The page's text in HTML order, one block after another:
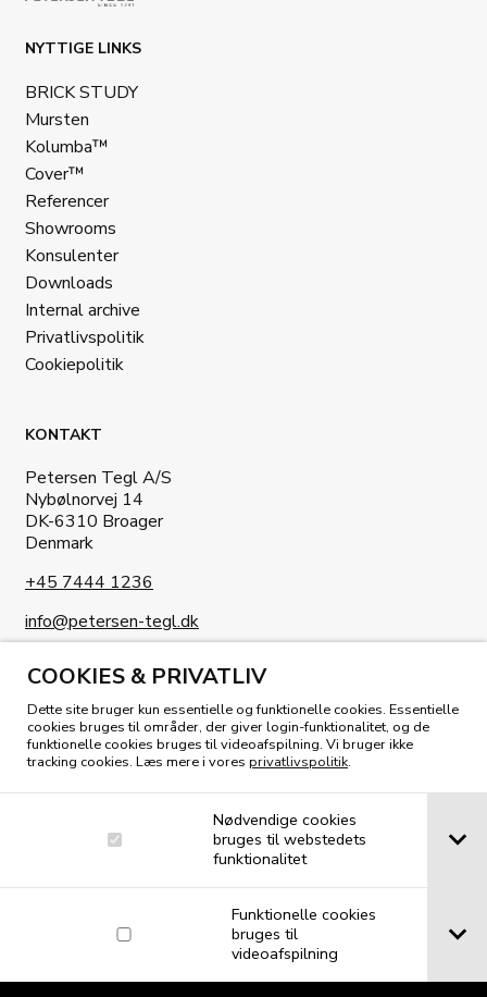
COOKIES & PRIVATLIV
Dette site bruger kun essentielle og funktionelle cookies. Essentielle
cookies bruges til områder, der giver login-funktionalitet, og de
funktionelle cookies bruges til videoafspilning. Vi bruger ikke
tracking cookies. Læs mere i vores privatlivspolitik.
Nødvendige cookies
bruges til webstedets
funktionalitet
Funktionelle cookies
bruges til
videoafspilning
NYTTIGE LINKS
BRICK STUDY
Mursten
Kolumba™
Cover™
Referencer
Showrooms
Konsulenter
Downloads
Internal archive
Privatlivspolitik
Cookiepolitik
KONTAKT
Petersen Tegl A/S
Nybølnorvej 14
DK-6310 Broager
Denmark
+45 7444 1236
info@petersen-tegl.dk
KIG I VORES MAGASIN